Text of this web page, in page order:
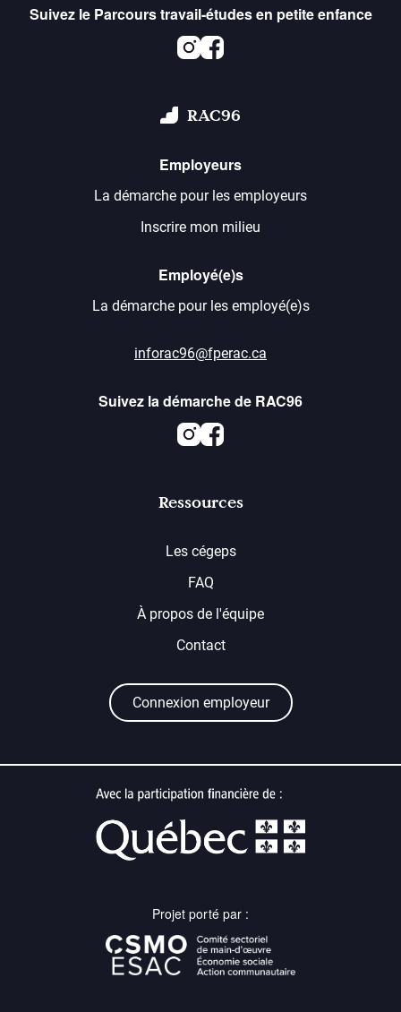
Suivez le Parcours travail-études en petite enfance
Instagram
Facebook
RAC96
Employeurs
La démarche pour les employeurs
Inscrire mon milieu
Employé(e)s
La démarche pour les employé(e)s
inforac96@fperac.ca
Suivez la démarche de RAC96
Instagram
Facebook
Ressources
Les cégeps
FAQ
À propos de l'équipe
Contact
Connexion employeur
Projet porté par :